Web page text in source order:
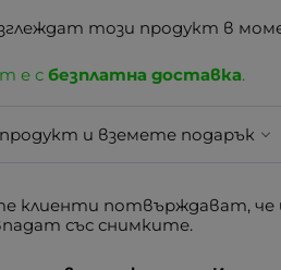
този продукт в
е сбезплатна доставка.
и вземете подарък
клиенти потвърждават, че
със снимките.